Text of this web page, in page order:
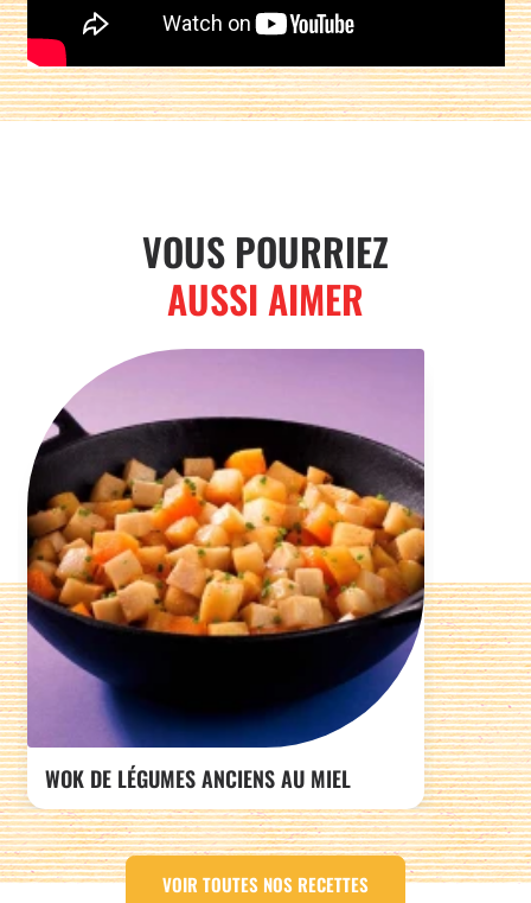
Partager sur :
VOUS POURRIEZ
AUSSI AIMER
WOK DE LÉGUMES ANCIENS AU MIEL
VOIR TOUTES NOS RECETTES